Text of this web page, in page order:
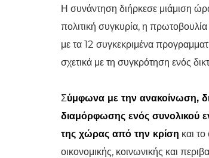
Η συνάντηση διήρκεσε μιάμιση ώρα
πολιτική συγκυρία, η
με τα 12 συγκεκριμένα
σχετικά με τη συγκρότηση ενός
Σύμφωνα με την ανακοίνωση,
διαμόρφωσης ενός συνολικού
της χώρας από την κρίση και
οικονομικής, κοινωνικής και